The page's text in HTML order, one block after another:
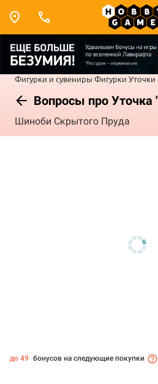
Фигурки и сувениры Фигурки Уточки
Вопросы про Уточка
Шиноби Скрытого Пруда
до 49 бонусов на следующие покупки